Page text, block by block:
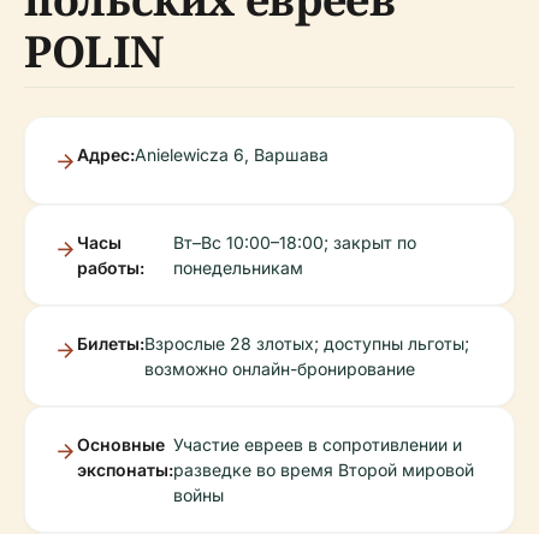
POLIN
Адрес:Anielewicza 6, Варшава
Часы
работы:
Вт–Вс 10:00–18:00; закрыт по
понедельникам
Билеты:Взрослые 28 злотых; доступны льготы;
возможно онлайн-бронирование
Основные
экспонаты:
Участие евреев в сопротивлении и
разведке во время Второй мировой
войны